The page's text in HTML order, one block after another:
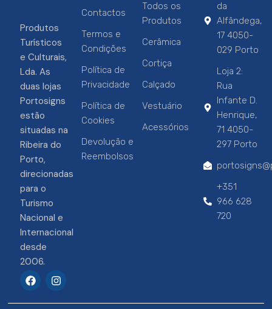
Produtos
Turísticos
e Culturais,
Lda. As
duas lojas
Portosigns
estão
situadas na
Ribeira do
Porto,
direcionadas
para o
Turismo
Nacional e
Internacional
desde
2006.
F
a
e
I
n
t
Contactos
Termos e
Condições
Política de
Privacidade
Política de
Cookies
Devolução e
Reembolsos
Todos os
Produtos
Cerâmica
Cortiça
Calçado
Vestuário
Acessórios
da
Alfândega,
17 4050-
029 Porto
Loja 2:
Rua
Infante D.
Henrique,
71 4050-
297 Porto
+351
966 628
720